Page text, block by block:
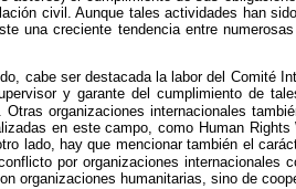
civil. Aunque tales actividades han
una creciente tendencia entre
cabe ser destacada la labor del Comité
y garante del cumplimiento de
organizaciones internacionales
en este campo, como Human
lado, hay que mencionar también el
por organizaciones internacionales
organizaciones humanitarias, sino de